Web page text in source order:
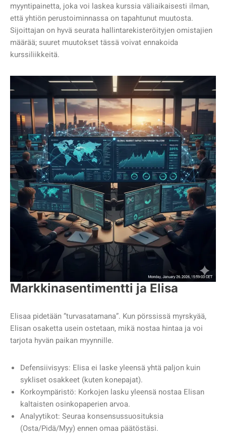
myyntipainetta, joka voi laskea kurssia väliaikaisesti ilman,
että yhtiön perustoiminnassa on tapahtunut muutosta.
Sijoittajan on hyvä seurata hallintarekisteröityjen omistajien
määrää; suuret muutokset tässä voivat ennakoida
kurssiliikkeitä.
Markkinasentimentti ja Elisa
Elisaa pidetään ”turvasatamana”. Kun pörssissä myrskyää,
Elisan osaketta usein ostetaan, mikä nostaa hintaa ja voi
tarjota hyvän paikan myynnille.
Defensiivisyys: Elisa ei laske yleensä yhtä paljon kuin
sykliset osakkeet (kuten konepajat).
Korkoympäristö: Korkojen lasku yleensä nostaa Elisan
kaltaisten osinkopaperien arvoa.
Analyytikot: Seuraa konsensussuosituksia
(Osta/Pidä/Myy) ennen omaa päätöstäsi.